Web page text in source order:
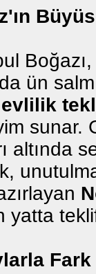
ün
sunar.
altında
yatta
Fark